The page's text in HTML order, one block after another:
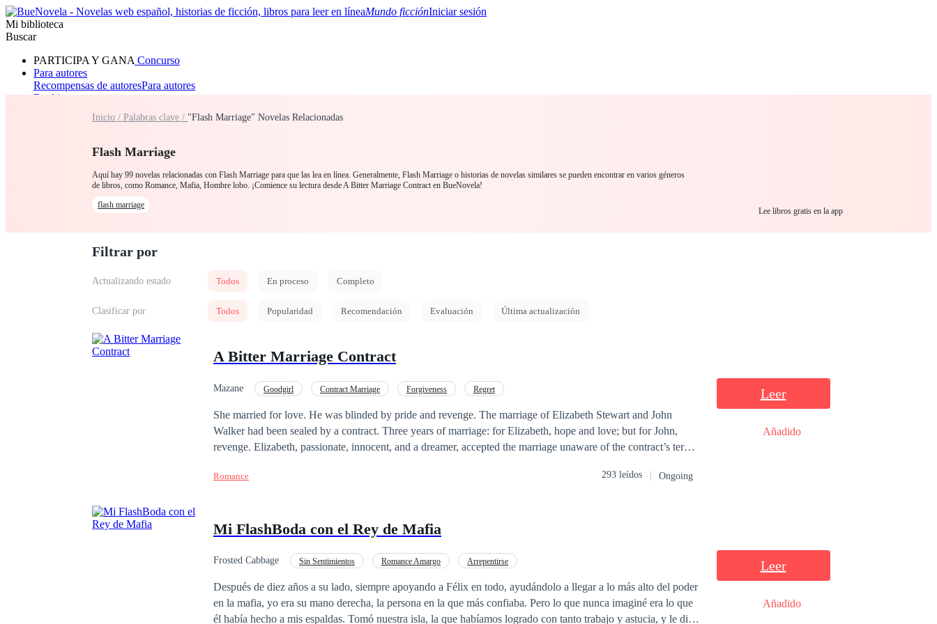
Mundo ficciónIniciar sesión
Mi biblioteca
Buscar
PARTICIPA Y GANA Concurso
Para autores
Recompensas de autoresPara autores
Ranking
RomanceHombre loboMafia
Inicio / Palabras clave / "Flash Marriage" Novelas Relacionadas
Flash Marriage
Aquí hay 99 novelas relacionadas con Flash Marriage para que las lea en línea. Generalmente, Flash Marriage o historias de novelas similares se pueden encontrar en varios géneros
de libros, como Romance, Mafia, Hombre lobo. ¡Comience su lectura desde A Bitter Marriage Contract en BueNovela!
flash marriage
Lee libros gratis en la app
Filtrar por
Actualizando estado Todos En proceso Completo
Clasificar por Todos Popularidad Recomendación Evaluación Última actualización
A Bitter Marriage Contract
Mazane Goodgirl Contract Marriage Forgiveness Regret
She married for love. He was blinded by pride and revenge. The marriage of Elizabeth Stewart and John
Walker had been sealed by a contract. Three years of marriage: for Elizabeth, hope and love; but for John,
revenge. Elizabeth, passionate, innocent, and a dreamer, accepted the marriage unaware of the contract’s terms.
Elizabeth crumble upon discovering the contract. He believed she had accepted the marriage for money.
would be the maid’s, and she would be responsible for the housework. His contempt was relentless, and John
clinging to hope for John’s love, enduring his humiliations and contempt sustained by her unshakable faith,
Mysteriously, Elizabeth vanished without a trace, causing John to rethink his feelings for her and leading him
on a desperate quest for redemption and love for the woman he had spent years trying to destroy.
Romance 293 leídos Ongoing
Leer
Añadido
Mi FlashBoda con el Rey de Mafia
Frosted Cabbage Sin Sentimientos Romance Amargo Arrepentirse
Después de diez años a su lado, siempre apoyando a Félix en todo, ayudándolo a llegar a lo más alto del poder
en la mafia, yo era su mano derecha, la persona en la que más confiaba. Pero lo que nunca imaginé era lo que
él había hecho a mis espaldas. Tomó nuestra isla, la que habíamos logrado con tanto trabajo y astucia, y le dio
Leer
Añadido